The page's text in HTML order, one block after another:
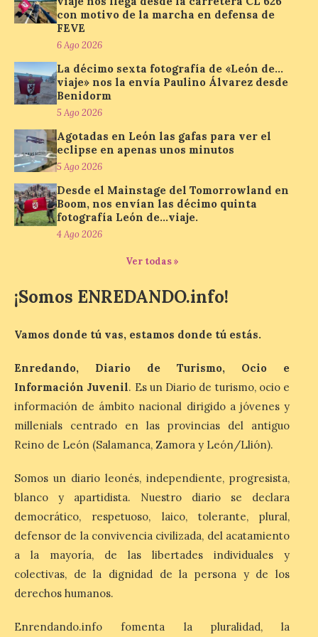
todos los públicos. La
Bañeza inauguró en la tarde de este
martes 4 de agosto una nueva edición de
su tradicional Mercado Medieval, que
hasta el próximo 6 […]
Un viaje a la Antigüedad:
el Museo del Prado
propone un recorrido por
obras de su Colección de
inspiración clásica
6 Ago 2026
Al hilo del estreno de La
Nolan. La pieza de vídeo
Antigüedad clásica, la mitología y los
viajes, que se suceden al ritmo de un
Patrimonio Nacional
cancela la temporada de
fuentes de La Granja ante
la escasez de agua
6 Ago 2026
Esta medida afecta a los
espectáculos nocturnos
de la Fuente Baños de
Diana previstos para los
días 8, 15 y 22 de agosto,
día 25. La reserva de agua en el estanque
«El Mar», […]
El Descenso Internacional
con motivo de la marcha en defensa de
FEVE
6 Ago 2026
La décimo sexta fotografía de «León de…
viaje» nos la envía Paulino Álvarez desde
Benidorm
5 Ago 2026
Agotadas en León las gafas para ver el
eclipse en apenas unos minutos
5 Ago 2026
Desde el Mainstage del Tomorrowland en
Boom, nos envían las décimo quinta
fotografía León de…viaje.
4 Ago 2026
Ver todas »
¡Somos ENREDANDO.info!
Vamos donde tú vas, estamos donde tú estás.
Enredando, Diario de Turismo, Ocio e
Información Juvenil. Es un Diario de turismo, ocio e
información de ámbito nacional dirigido a jóvenes y
millenials centrado en las provincias del antiguo
Reino de León (Salamanca, Zamora y León/Llión).
Somos un diario leonés, independiente, progresista,
blanco y apartidista. Nuestro diario se declara
democrático, respetuoso, laico, tolerante, plural,
defensor de la convivencia civilizada, del acatamiento
a la mayoría, de las libertades individuales y
colectivas, de la dignidad de la persona y de los
derechos humanos.
Enrendando.info fomenta la pluralidad, la